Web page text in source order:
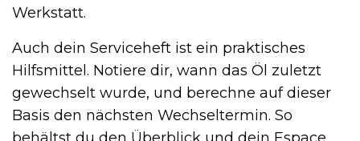
Werkstatt.
Auch dein Serviceheft ist ein praktisches
Hilfsmittel. Notiere dir, wann das Öl zuletzt
gewechselt wurde, und berechne auf dieser
Basis den nächsten Wechseltermin. So